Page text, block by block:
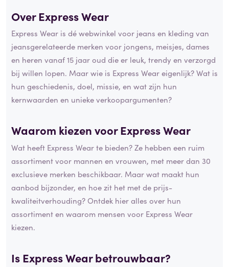
Over Express Wear
Express Wear is dé webwinkel voor jeans en kleding van
jeansgerelateerde merken voor jongens, meisjes, dames
en heren vanaf 15 jaar oud die er leuk, trendy en verzorgd
bij willen lopen. Maar wie is Express Wear eigenlijk? Wat is
hun geschiedenis, doel, missie, en wat zijn hun
kernwaarden en unieke verkoopargumenten?
Waarom kiezen voor Express Wear
Wat heeft Express Wear te bieden? Ze hebben een ruim
assortiment voor mannen en vrouwen, met meer dan 30
exclusieve merken beschikbaar. Maar wat maakt hun
aanbod bijzonder, en hoe zit het met de prijs-
kwaliteitverhouding? Ontdek hier alles over hun
assortiment en waarom mensen voor Express Wear
kiezen.
Is Express Wear betrouwbaar?